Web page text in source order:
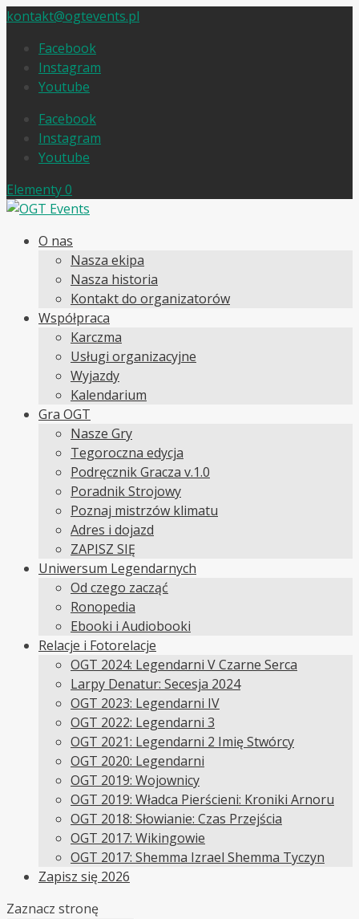
kontakt@ogtevents.pl
Facebook
Instagram
Youtube
Facebook
Instagram
Youtube
Elementy 0
O nas
Nasza ekipa
Nasza historia
Kontakt do organizatorów
Współpraca
Karczma
Usługi organizacyjne
Wyjazdy
Kalendarium
Gra OGT
Nasze Gry
Tegoroczna edycja
Podręcznik Gracza v.1.0
Poradnik Strojowy
Poznaj mistrzów klimatu
Adres i dojazd
ZAPISZ SIĘ
Uniwersum Legendarnych
Od czego zacząć
Ronopedia
Ebooki i Audiobooki
Relacje i Fotorelacje
OGT 2024: Legendarni V Czarne Serca
Larpy Denatur: Secesja 2024
OGT 2023: Legendarni IV
OGT 2022: Legendarni 3
OGT 2021: Legendarni 2 Imię Stwórcy
OGT 2020: Legendarni
OGT 2019: Wojownicy
OGT 2019: Władca Pierścieni: Kroniki Arnoru
OGT 2018: Słowianie: Czas Przejścia
OGT 2017: Wikingowie
OGT 2017: Shemma Izrael Shemma Tyczyn
Zapisz się 2026
Zaznacz stronę